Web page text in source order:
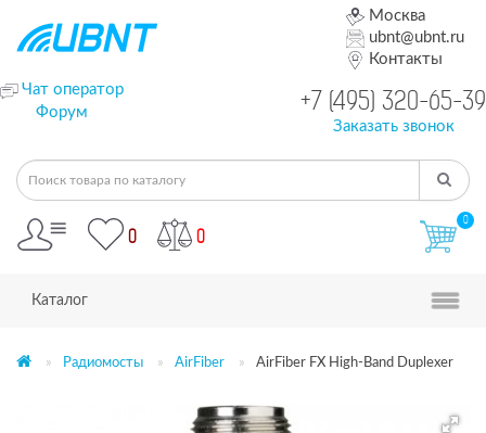
Москва
ubnt@ubnt.ru
Контакты
Чат оператор
Форум
+7 (495) 320-65-39
Заказать звонок
0 0
0
Каталог
Радиомосты AirFiber AirFiber FX High-Band Duplexer